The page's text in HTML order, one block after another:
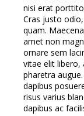
nisi erat
Cras justo
quam.
amet non
ornare sem
vitae elit libero,
pharetra
dapibus
risus varius
dapibus ac